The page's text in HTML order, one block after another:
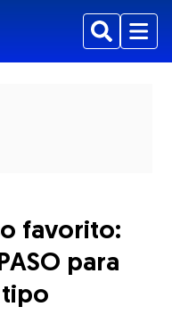
BuscarMenu
favorito:
para
tipo